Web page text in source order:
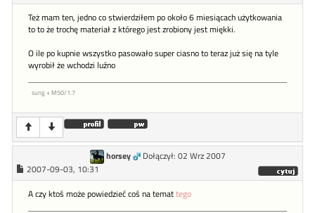
Też mam ten, jedno co stwierdziłem po około 6 miesiącach użytkowania
to to że trochę materiał z którego jest zrobiony jest miękki.
O ile po kupnie wszystko pasowało super ciasno to teraz już się na tyle
wyrobił że wchodzi luźno
sung + M50/1.7
horsey
Dołączył: 02 Wrz 2007
2007-09-03, 10:31
A czy ktoś może powiedzieć coś na temattego